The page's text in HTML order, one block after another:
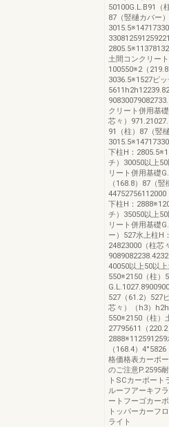
50100G.L.B91（
87（竪樋カバー
土間コンクリー
100550※2（
3036.5※1527ピ
クリート併用基
芯々）
91（柱）87（竪
下柱H：
チ）30050以上
リート併用基礎
（168.8）87（
下柱H：
チ）35050以上
リート併用基礎
ー）527水上柱H
24823000（柱芯
40050以上50以
550※2150（柱）
527（61.2）527
芯々）（h3）
550※2150（柱）
27795611（
（168.4）
格価格表カーポ
のご注意P.2595
トSCカーポー
ルーフアーキフ
ートフーゴカー
トッパーカーフ
ライト